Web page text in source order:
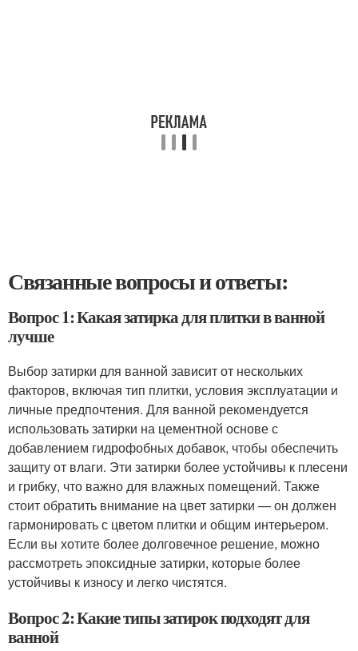
Связанные вопросы и ответы:
Вопрос 1: Какая затирка для плитки в ванной
лучше
Выбор затирки для ванной зависит от нескольких
факторов, включая тип плитки, условия эксплуатации и
личные предпочтения. Для ванной рекомендуется
использовать затирки на цементной основе с
добавлением гидрофобных добавок, чтобы обеспечить
защиту от влаги. Эти затирки более устойчивы к плесени
и грибку, что важно для влажных помещений. Также
стоит обратить внимание на цвет затирки — он должен
гармонировать с цветом плитки и общим интерьером.
Если вы хотите более долговечное решение, можно
рассмотреть эпоксидные затирки, которые более
устойчивы к износу и легко чистятся.
Вопрос 2: Какие типы затирок подходят для
ванной